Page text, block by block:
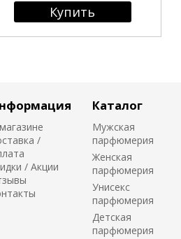
/
/ Акции
Каталог
Мужская
парфюмерия
Женская
парфюмерия
Унисекс
парфюмерия
Детская
парфюмерия